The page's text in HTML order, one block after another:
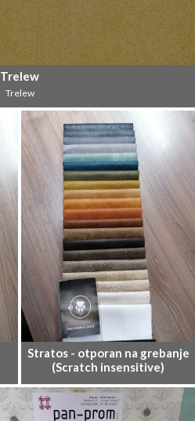
Trelew
Trelew
Stratos - otporan na grebanje
(Scratch insensitive)